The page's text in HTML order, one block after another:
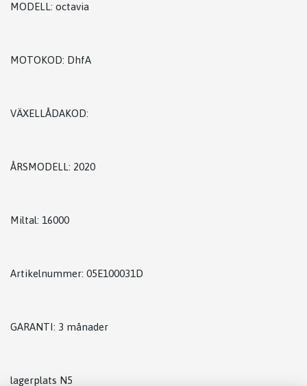
MODELL: octavia
MOTOKOD: DhfA
VÄXELLÅDAKOD:
ÅRSMODELL: 2020
Miltal: 16000
Artikelnummer: 05E100031D
GARANTI: 3 månader
lagerplats N5